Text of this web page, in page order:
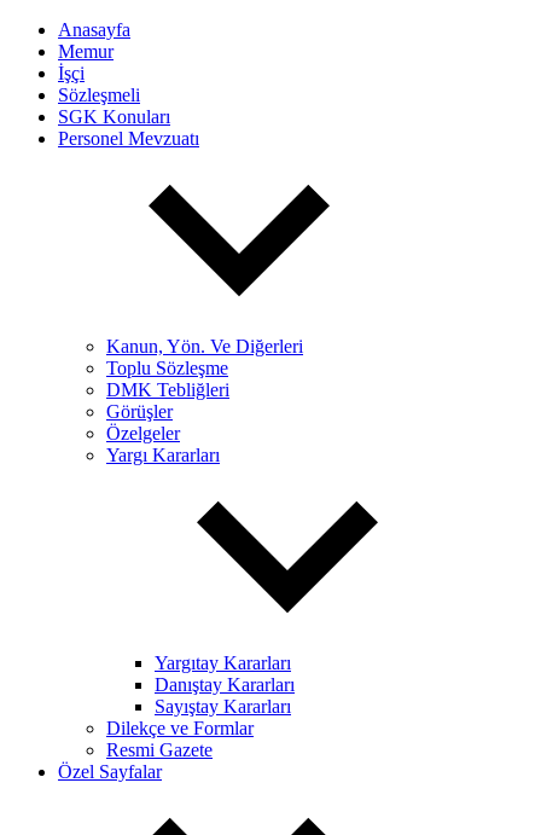
Anasayfa
Memur
İşçi
Sözleşmeli
SGK Konuları
Personel Mevzuatı
Kanun, Yön. Ve Diğerleri
Toplu Sözleşme
DMK Tebliğleri
Görüşler
Özelgeler
Yargı Kararları
Yargıtay Kararları
Danıştay Kararları
Sayıştay Kararları
Dilekçe ve Formlar
Resmi Gazete
Özel Sayfalar